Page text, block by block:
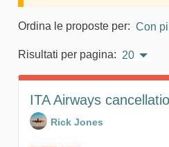
Ordina le proposte per: Con
Risultati per pagina: 20
ITA Airways
Rick Jones